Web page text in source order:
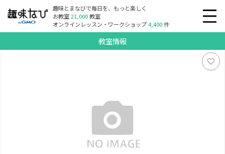
趣味とまなびで毎日を、もっと楽しく
お教室21,000教室
オンラインレッスン・ワークショップ4,400件
教室情報